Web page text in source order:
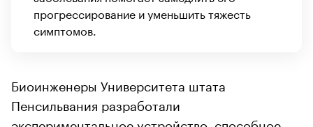
прогрессирование и уменьшить тяжесть
симптомов.
Биоинженеры Университета штата
Пенсильвания разработали